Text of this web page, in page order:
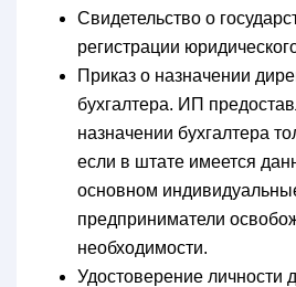
Свидетельство о
регистрации
Приказ о назначении
бухгалтера. ИП
назначении бухгалтера
если в штате имеется
основном
предприниматели
необходимости.
Удостоверение личности